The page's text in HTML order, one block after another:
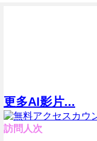
更多AI影片...
訪問人次